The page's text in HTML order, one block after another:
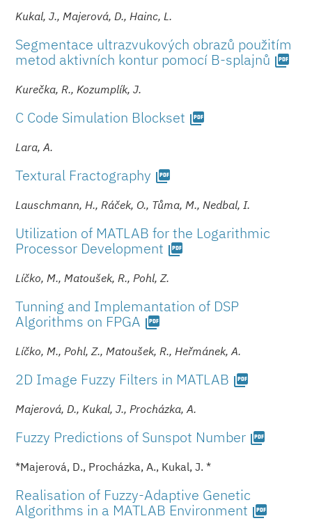
Kukal, J., Majerová, D., Hainc, L.
Segmentace ultrazvukových obrazů použitím
metod aktivních kontur pomocí B-splajnů picture_as_pdf
Kurečka, R., Kozumplík, J.
C Code Simulation Blockset picture_as_pdf
Lara, A.
Textural Fractography picture_as_pdf
Lauschmann, H., Ráček, O., Tůma, M., Nedbal, I.
Utilization of MATLAB for the Logarithmic
Processor Development picture_as_pdf
Líčko, M., Matoušek, R., Pohl, Z.
Tunning and Implemantation of DSP
Algorithms on FPGA picture_as_pdf
Líčko, M., Pohl, Z., Matoušek, R., Heřmánek, A.
2D Image Fuzzy Filters in MATLAB picture_as_pdf
Majerová, D., Kukal, J., Procházka, A.
Fuzzy Predictions of Sunspot Number picture_as_pdf
*Majerová, D., Procházka, A., Kukal, J. *
Realisation of Fuzzy-Adaptive Genetic
Algorithms in a MATLAB Environment picture_as_pdf